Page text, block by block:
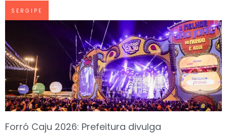
SERGIPE
Forró Caju 2026: Prefeitura divulga